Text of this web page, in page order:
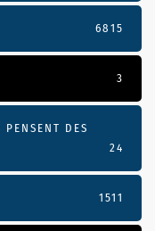
6815
3
PENSENT DES
24
1511